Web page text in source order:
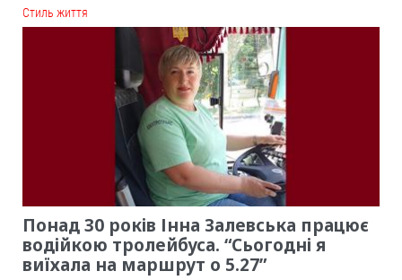
Cтиль життя
Понад 30 років Інна Залевська працює
водійкою тролейбуса. “Сьогодні я
виїхала на маршрут о 5.27”